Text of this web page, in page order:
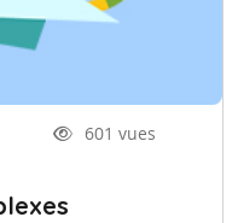
601 vues